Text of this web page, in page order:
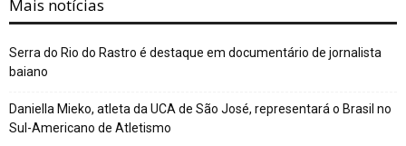
Mais notícias
Serra do Rio do Rastro é destaque em documentário de jornalista
baiano
Daniella Mieko, atleta da UCA de São José, representará o Brasil no
Sul-Americano de Atletismo